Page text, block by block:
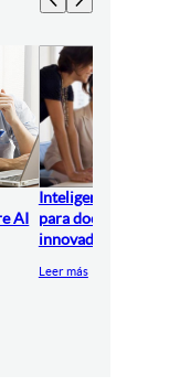
AI
Inteligencia
para docentes
innovadores
Leer más